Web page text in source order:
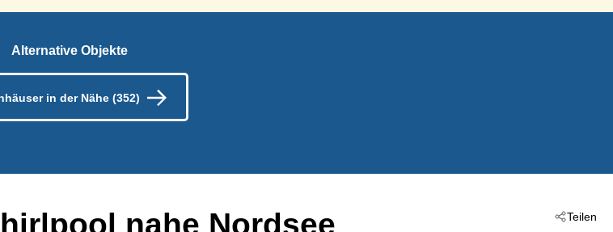
Alternative Objekte
in der Nähe (352)
Teilen
nahe Nordsee